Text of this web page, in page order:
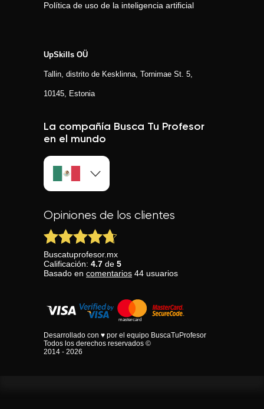
Política de uso de la inteligencia artificial
UpSkills OÜ
Tallin, distrito de Kesklinna, Tornimаe St. 5,
10145, Estonia
La compañía Busca Tu Profesor
en el mundo
Opiniones de los clientes
Buscatuprofesor.mx
Calificación: 4.7 de 5
Basado en comentarios 44 usuarios
Desarrollado con ♥ por el equipo BuscaTuProfesor
Todos los derechos reservados ©
2014 - 2026